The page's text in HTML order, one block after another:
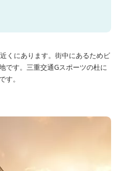
くにあります。街中にあるためビ
です。三重交通Gスポーツの杜に
す。